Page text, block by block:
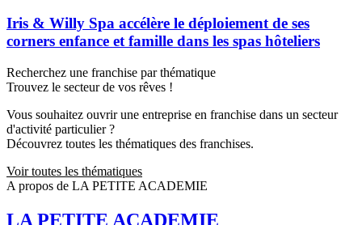
Iris & Willy Spa accélère le déploiement de ses
corners enfance et famille dans les spas hôteliers
Recherchez une franchise par thématique
Trouvez le secteur de vos rêves !
Vous souhaitez ouvrir une entreprise en franchise dans un secteur
d'activité particulier ?
Découvrez toutes les thématiques des franchises.
Voir toutes les thématiques
A propos de LA PETITE ACADEMIE
LA PETITE ACADEMIE